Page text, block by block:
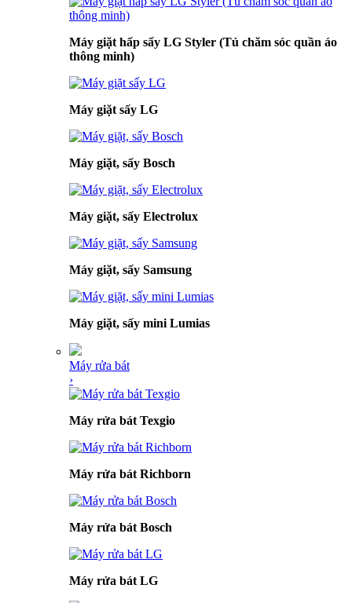
Máy giặt hấp sấy LG Styler (Tủ chăm sóc quần áo
thông minh)
Máy giặt sấy LG
Máy giặt, sấy Bosch
Máy giặt, sấy Electrolux
Máy giặt, sấy Samsung
Máy giặt, sấy mini Lumias
Máy rửa bát
›
Máy rửa bát Texgio
Máy rửa bát Richborn
Máy rửa bát Bosch
Máy rửa bát LG